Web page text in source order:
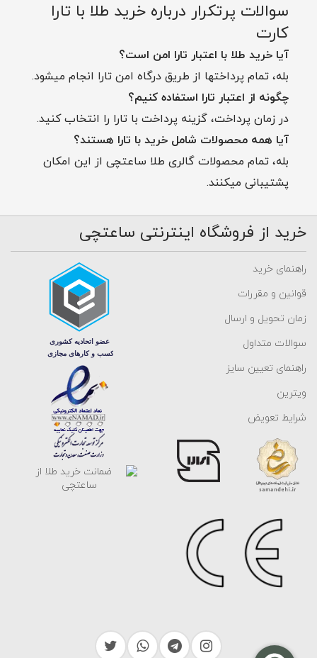
سوالات پرتکرار درباره خرید طلا با تارا
کارت
آیا خرید طلا با اعتبار تارا امن است؟
بله، تمام پرداختها از طریق درگاه امن تارا انجام میشود.
چگونه از اعتبار تارا استفاده کنیم؟
در زمان پرداخت، گزینه پرداخت با تارا را انتخاب کنید.
آیا همه محصولات شامل خرید با تارا هستند؟
بله، تمام محصولات گالری طلا ساعتچی از این امکان
پشتیبانی میکنند.
خرید از فروشگاه اینترنتی ساعتچی
راهنمای خرید
قوانین و مقررات
زمان تحویل و ارسال
سوالات متداول
راهنمای تعیین سایز
ویترین
شرایط تعویض